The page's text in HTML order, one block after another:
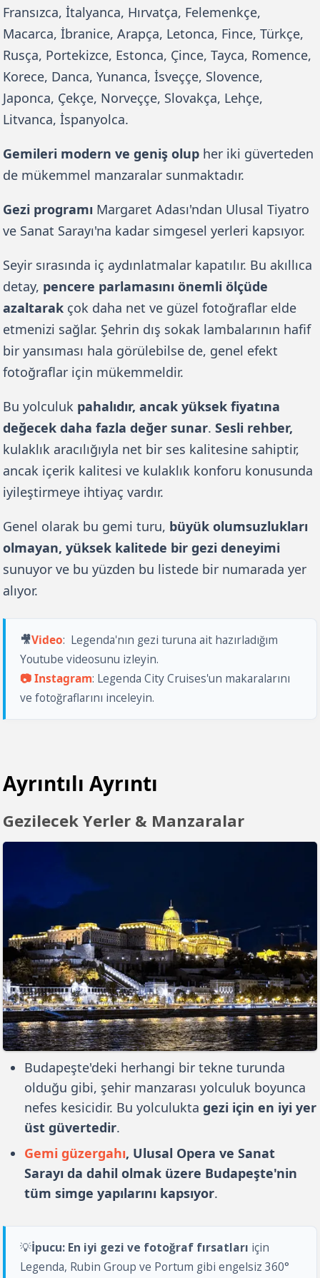
Fransızca, İtalyanca, Hırvatça, Felemenkçe,
Macarca, İbranice, Arapça, Letonca, Fince, Türkçe,
Rusça, Portekizce, Estonca, Çince, Tayca, Romence,
Korece, Danca, Yunanca, İsveççe, Slovence,
Japonca, Çekçe, Norveççe, Slovakça, Lehçe,
Litvanca, İspanyolca.
Gemileri modern ve geniş olup her iki güverteden
de mükemmel manzaralar sunmaktadır.
Gezi programı Margaret Adası'ndan Ulusal Tiyatro
ve Sanat Sarayı'na kadar simgesel yerleri kapsıyor.
Seyir sırasında iç aydınlatmalar kapatılır. Bu akıllıca
detay, pencere parlamasını önemli ölçüde
azaltarak çok daha net ve güzel fotoğraflar elde
etmenizi sağlar. Şehrin dış sokak lambalarının hafif
bir yansıması hala görülebilse de, genel efekt
fotoğraflar için mükemmeldir.
Bu yolculuk pahalıdır, ancak yüksek fiyatına
değecek daha fazla değer sunar. Sesli rehber,
kulaklık aracılığıyla net bir ses kalitesine sahiptir,
ancak içerik kalitesi ve kulaklık konforu konusunda
iyileştirmeye ihtiyaç vardır.
Genel olarak bu gemi turu, büyük olumsuzlukları
olmayan, yüksek kalitede bir gezi deneyimi
sunuyor ve bu yüzden bu listede bir numarada yer
alıyor.
🎥Video: Legenda'nın gezi turuna ait hazırladığım
Youtube videosunu izleyin.
📷 Instagram: Legenda City Cruises'un makaralarını
ve fotoğraflarını inceleyin.
Ayrıntılı Ayrıntı
Gezilecek Yerler & Manzaralar
Budapeşte'deki herhangi bir tekne turunda
olduğu gibi, şehir manzarası yolculuk boyunca
nefes kesicidir. Bu yolculuktagezi için en iyi yer
üst güvertedir.
Gemi güzergahı, Ulusal Opera ve Sanat
Sarayı da dahil olmak üzere Budapeşte'nin
tüm simge yapılarını kapsıyor.
💡İpucu: En iyi gezi ve fotoğraf fırsatları için
Legenda, Rubin Group ve Portum gibi engelsiz 360°